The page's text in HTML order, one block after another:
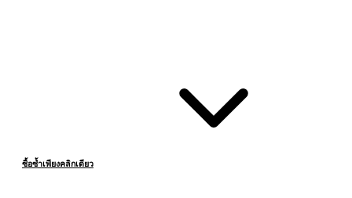
ซื้อซ้ำเพียงคลิกเดียว